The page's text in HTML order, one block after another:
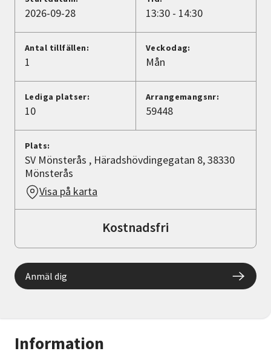
Lyssna
Information
2026-09-28 13:30 - 14:30
Antal tillfällen:
1
Veckodag:
Mån
Lediga platser:
10
Arrangemangsnr:
59448
Plats:
SV Mönsterås , Häradshövdingegatan 8, 38330
Mönsterås
Visa på karta
Kostnadsfri
Anmäl dig